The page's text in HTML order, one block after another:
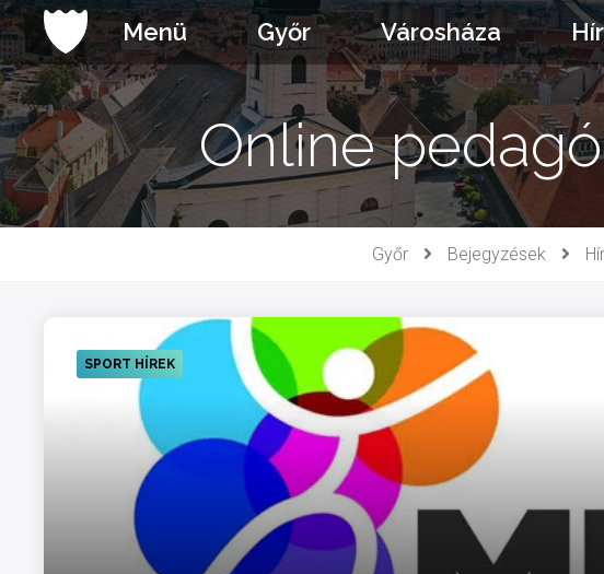
Ugrás
a
tartalomhoz
Menü Győr Városháza
Online
Győr Bejegyzések
SPORT HÍREK